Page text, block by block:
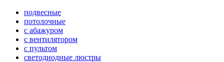
подвесные
потолочные
с абажуром
с вентилятором
с пультом
светодиодные люстры